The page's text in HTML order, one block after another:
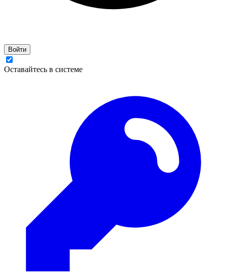
Войти
Оставайтесь в системе